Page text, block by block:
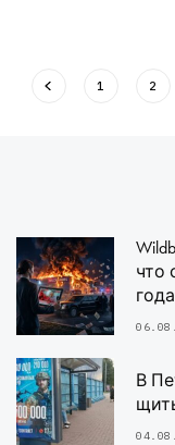
1 2
что
года
В